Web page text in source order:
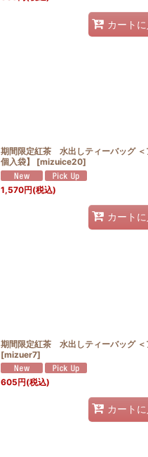
カート
期間限定紅茶 水出しティーバッグ ＜
個入袋】
[mizuice20]
1,570円(税込)
カート
期間限定紅茶 水出しティーバッグ ＜
[mizuer7]
605円(税込)
カート